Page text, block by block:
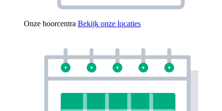
Onze hoorcentra Bekijk onze locaties